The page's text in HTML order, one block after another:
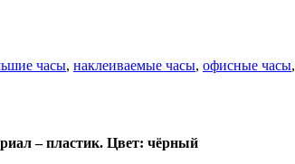
часы, наклеиваемые часы, офисные часы,
– пластик. Цвет: чёрный